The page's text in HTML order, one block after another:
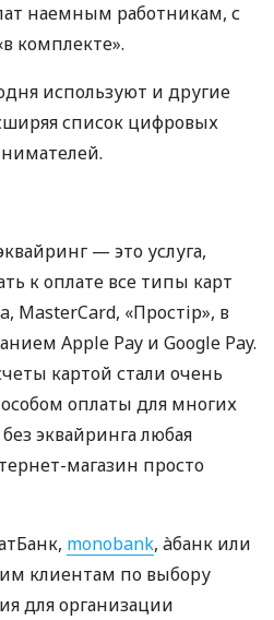
наемным работникам, с
комплекте».
используют и другие
список цифровых
— это услуга,
к оплате все типы карт
MasterCard, «Простір», в
Apple Pay и Google Pay.
картой стали очень
оплаты для многих
эквайринга любая
магазин просто
monobank, àбанк или
клиентам по выбору
для организации